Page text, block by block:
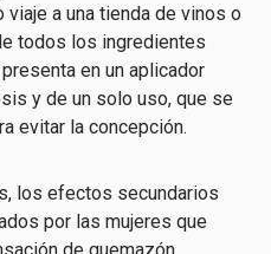
viaje a una tienda de vinos o
todos los ingredientes
en un aplicador
y de un solo uso, que se
evitar la concepción.
los efectos secundarios
por las mujeres que